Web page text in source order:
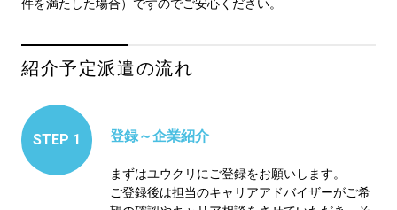
件を満たした場合）ですのでご安心ください。
紹介予定派遣の流れ
STEP 1 登録～企業紹介
まずはユウクリにご登録をお願いします。
ご登録後は担当のキャリアアドバイザーがご希